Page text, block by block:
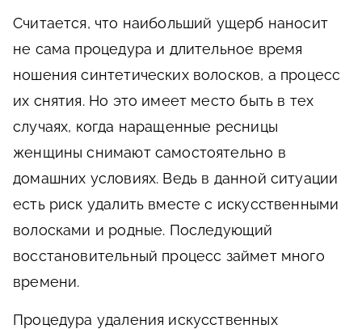
Считается, что наибольший ущерб наносит
не сама процедура и длительное время
ношения синтетических волосков, а процесс
их снятия. Но это имеет место быть в тех
случаях, когда наращенные ресницы
женщины снимают самостоятельно в
домашних условиях. Ведь в данной ситуации
есть риск удалить вместе с искусственными
волосками и родные. Последующий
восстановительный процесс займет много
времени.
Процедура удаления искусственных